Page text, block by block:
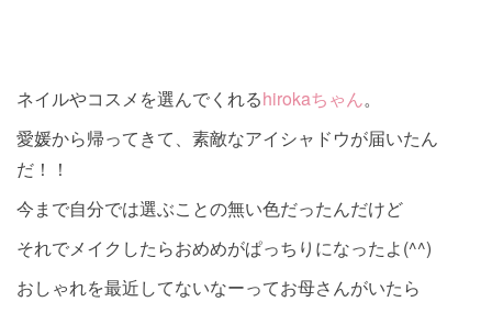
ネイルやコスメを選んでくれるhirokaちゃん。
愛媛から帰ってきて、素敵なアイシャドウが届いたん
だ！！
今まで自分では選ぶことの無い色だったんだけど
それでメイクしたらおめめがぱっちりになったよ(^^)
おしゃれを最近してないなーってお母さんがいたら